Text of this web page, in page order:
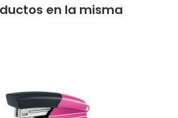
en la misma